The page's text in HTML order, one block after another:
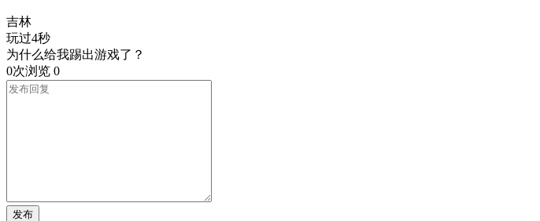
吉林
玩过4秒
为什么给我踢出游戏了？
0次浏览 0
发布